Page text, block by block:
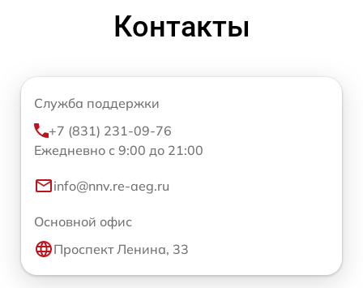
Контакты
Служба поддержки
+7 (831) 231-09-76
Ежедневно с 9:00 до 21:00
info@nnv.re-aeg.ru
Основной офис
Проспект Ленина, 33